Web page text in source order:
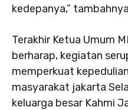
kedepanya,”
Terakhir Ketua Umum
berharap, kegiatan
memperkuat
masyarakat jakarta
keluarga besar Kahmi